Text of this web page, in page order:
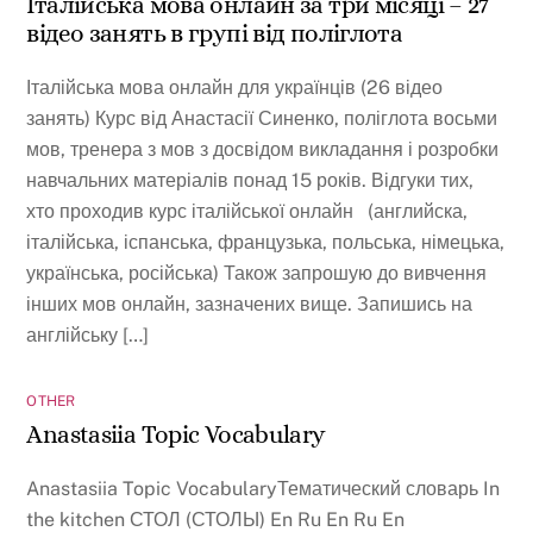
відео занять в групі від поліглота
Італійська мова онлайн для українців (26 відео
занять) Курс від Анастасії Синенко, поліглота восьми
мов, тренера з мов з досвідом викладання і розробки
навчальних матеріалів понад 15 років. Відгуки тих,
хто проходив курс італійської онлайн (английска,
італійська, іспанська, французька, польська, німецька,
українська, російська) Також запрошую до вивчення
інших мов онлайн, зазначених вище. Запишись на
англійську […]
OTHER
Anastasiia Topic Vocabulary
Anastasiia Topic VocabularyТематический словарь In
the kitchen СТОЛ (СТОЛЫ) En Ru En Ru En